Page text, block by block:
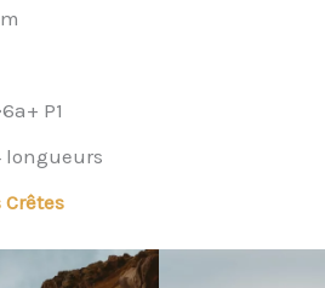
P1
longueurs
Crêtes